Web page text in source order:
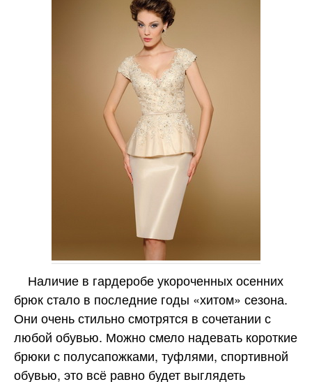
Наличие в гардеробе укороченных осенних
брюк стало в последние годы «хитом» сезона.
Они очень стильно смотрятся в сочетании с
любой обувью. Можно смело надевать короткие
брюки с полусапожками, туфлями, спортивной
обувью, это всё равно будет выглядеть